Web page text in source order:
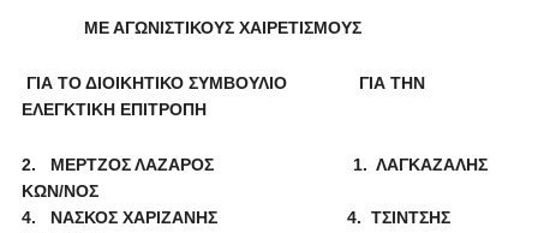
ΜΕ ΑΓΩΝΙΣΤΙΚΟΥΣ ΧΑΙΡΕΤΙΣΜΟΥΣ
ΓΙΑ ΤΟ ΔΙΟΙΚΗΤΙΚΟ ΣΥΜΒΟΥΛΙΟ
ΓΙΑ ΤΗΝ
ΕΛΕΓΚΤΙΚΗ ΕΠΙΤΡΟΠΗ
2. ΜΕΡΤΖΟΣ ΛΑΖΑΡΟΣ
1. ΛΑΓΚΑΖΑΛΗΣ
ΚΩΝ/ΝΟΣ
4. ΝΑΣΚΟΣ ΧΑΡΙΖΑΝΗΣ
4. ΤΣΙΝΤΣΗΣ